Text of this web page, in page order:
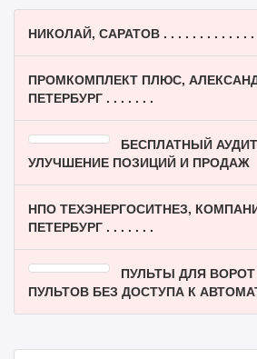
НИКОЛАЙ, САРАТОВ . . . . . . . . . . . . .
ПРОМКОМПЛЕКТ ПЛЮС,
ПЕТЕРБУРГ . . . . . . .
БЕСПЛАТНЫЙ
УЛУЧШЕНИЕ ПОЗИЦИЙ И ПРОДАЖ
НПО ТЕХЭНЕРГОСИТНЕЗ,
ПЕТЕРБУРГ . . . . . . .
ПУЛЬТЫ ДЛЯ
ПУЛЬТОВ БЕЗ ДОСТУПА К